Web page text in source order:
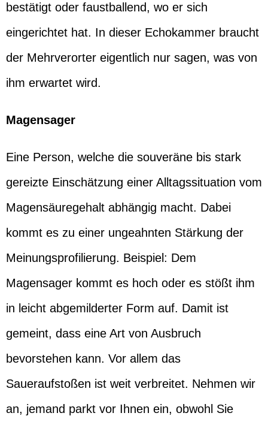
bestätigt oder faustballend, wo er sich
eingerichtet hat. In dieser Echokammer braucht
der Mehrverorter eigentlich nur sagen, was von
ihm erwartet wird.
Magensager
Eine Person, welche die souveräne bis stark
gereizte Einschätzung einer Alltagssituation vom
Magensäuregehalt abhängig macht. Dabei
kommt es zu einer ungeahnten Stärkung der
Meinungsprofilierung. Beispiel: Dem
Magensager kommt es hoch oder es stößt ihm
in leicht abgemilderter Form auf. Damit ist
gemeint, dass eine Art von Ausbruch
bevorstehen kann. Vor allem das
Saueraufstoßen ist weit verbreitet. Nehmen wir
an, jemand parkt vor Ihnen ein, obwohl Sie